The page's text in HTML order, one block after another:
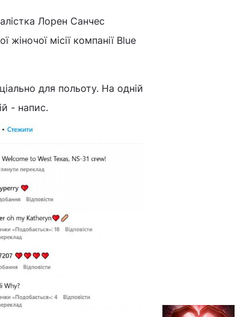
Лорен Санчес
місії компанії Blue
для польоту. На одній
- напис.